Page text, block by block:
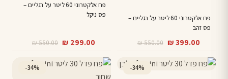
פח אלקטרוני 60 ליטר על רגליים –
פס זהב
₪550.00
המחיר
היה:
₪ 399.00
המחיר
הוא:
מספר
סוגים.
לבחור
פח אלקטרוני 60 ליטר על רגליים –
פס ניקל
₪550.00
המחיר
היה:
₪ 299.00
המחיר
הוא:
יש
מספר
לבחור
-34%
-34%